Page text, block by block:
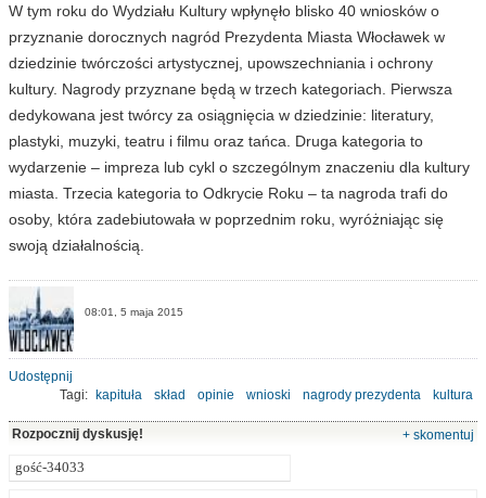
W tym roku do Wydziału Kultury wpłynęło blisko 40 wniosków o
przyznanie dorocznych nagród Prezydenta Miasta Włocławek w
dziedzinie twórczości artystycznej, upowszechniania i ochrony
kultury. Nagrody przyznane będą w trzech kategoriach. Pierwsza
dedykowana jest twórcy za osiągnięcia w dziedzinie: literatury,
plastyki, muzyki, teatru i filmu oraz tańca. Druga kategoria to
wydarzenie – impreza lub cykl o szczególnym znaczeniu dla kultury
miasta. Trzecia kategoria to Odkrycie Roku – ta nagroda trafi do
osoby, która zadebiutowała w poprzednim roku, wyróżniając się
swoją działalnością.
08:01, 5 maja 2015
Udostępnij
Tagi: kapituła skład opinie wnioski nagrody prezydenta kultura
Rozpocznij dyskusję! + skomentuj